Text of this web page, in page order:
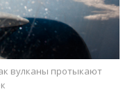
вулканы протыкают